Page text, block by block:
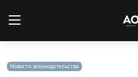
Вход
Новости законодательства